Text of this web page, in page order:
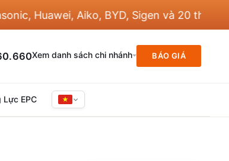
Huawei, Aiko, BYD, Sigen và 20 thương hiệu
Xem danh sách chi nhánh BÁO GIÁ
Lực EPC